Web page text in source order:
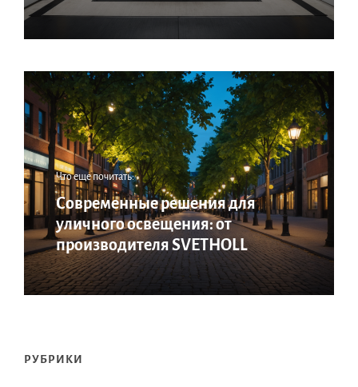
Что еще почитать:
Современные решения для
уличного освещения: от
производителя SVETHOLL
РУБРИКИ